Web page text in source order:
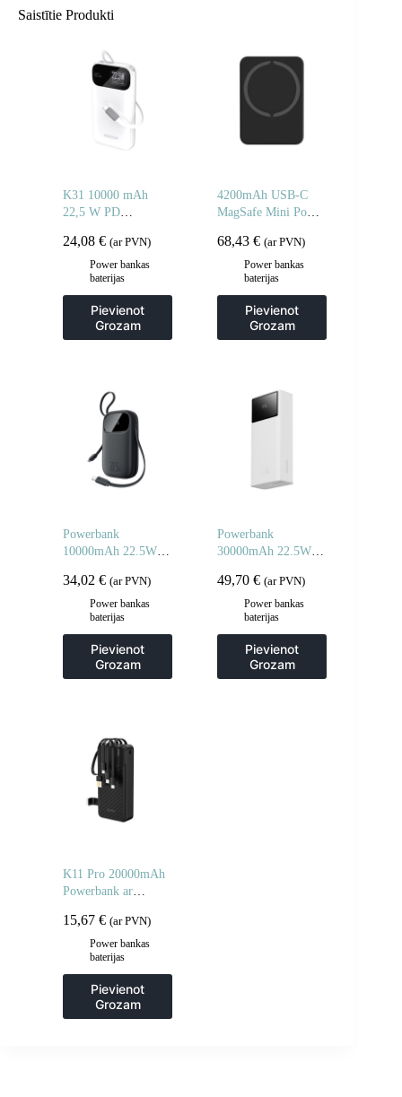
Saistītie Produkti
K31 10000 mAh
22,5 W PD
iebūvētu kabeli –
24,08 € (ar PVN)
Power bankas
baterijas
Pievienot
Grozam
4200mAh USB-C
MagSafe Mini Power
akumulators – melns
68,43€ (ar PVN)
Power bankas
baterijas
Pievienot
Grozam
Powerbank
10000mAh 22.5W ar
iPhone Lightning
kabeļi – melni
34,02 € (ar PVN)
Power bankas
baterijas
Pievienot
Grozam
Powerbank
30000mAh 22.5W ar
kabeli 30cm – balts
49,70€ (ar PVN)
Power bankas
baterijas
Pievienot
Grozam
K11 Pro 20000mAh
Powerbank ar
melns
15,67 € (ar PVN)
Power bankas
baterijas
Pievienot
Grozam